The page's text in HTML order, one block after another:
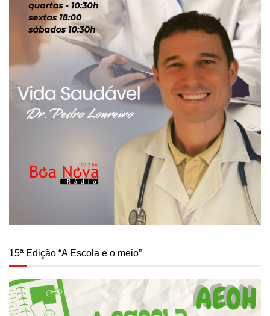
15ª Edição “A Escola e o meio”